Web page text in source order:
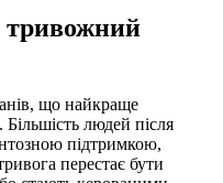
тривожний
що найкраще
Більшість людей після
підтримкою,
перестає бути